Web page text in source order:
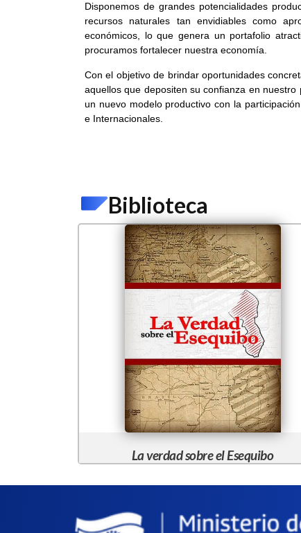
Disponemos de grandes potencialidades
recursos naturales tan envidiables como
económicos, lo que genera un portafolio
procuramos fortalecer nuestra economía.
Con el objetivo de brindar oportunidades
aquellos que depositen su confianza en
un nuevo modelo productivo con la
e Internacionales.
Biblioteca
La verdad sobre el Esequibo